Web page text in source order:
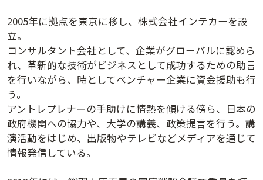
2005年に拠点を東京に移し、株式会社インテカーを設
立。
コンサルタント会社として、企業がグローバルに認めら
れ、革新的な技術がビジネスとして成功するための助言
を行いながら、時としてベンチャー企業に資金援助も行
う。
アントレプレナーの手助けに情熱を傾ける傍ら、日本の
政府機関への協力や、大学の講義、政策提言を行う。講
演活動をはじめ、出版物やテレビなどメディアを通じて
情報発信している。